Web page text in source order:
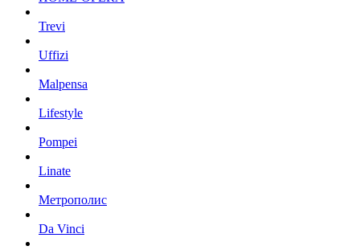
Trevi
Uffizi
Malpensa
Lifestyle
Pompei
Linate
Метрополис
Da Vinci